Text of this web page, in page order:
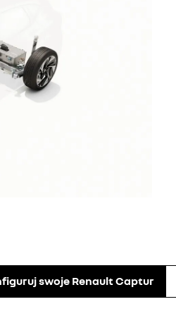
swoje Renault Captur